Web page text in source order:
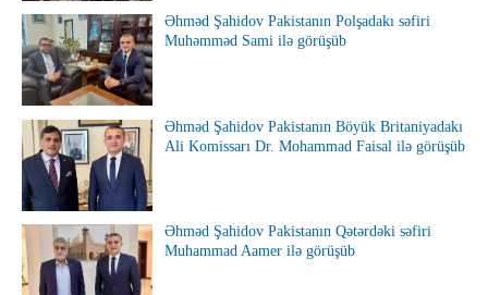
Əhməd Şahidov Pakistanın Polşadakı səfiri
Muhəmməd Sami ilə görüşüb
Əhməd Şahidov Pakistanın Böyük Britaniyadakı
Ali Komissarı Dr. Mohammad Faisal ilə görüşüb
Əhməd Şahidov Pakistanın Qətərdəki səfiri
Muhammad Aamer ilə görüşüb